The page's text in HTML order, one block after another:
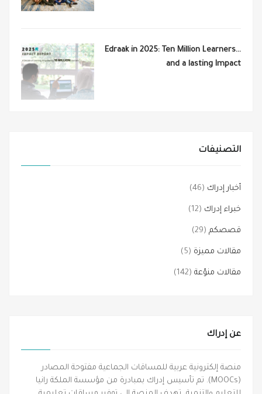
Edraak in 2025: Ten Million Learners…
and a lasting Impact
التصنيفات
أخبار إدراك (46)
خبراء إدراك (12)
قصصكم (29)
مقالات مميزة (5)
مقالات منوّعة (142)
عن إدراك
منصة إلكترونية عربية للمساقات الجماعية مفتوحة المصادر
(MOOCs). تم تأسيس إدراك بمبادرة من مؤسسة الملكة رانيا